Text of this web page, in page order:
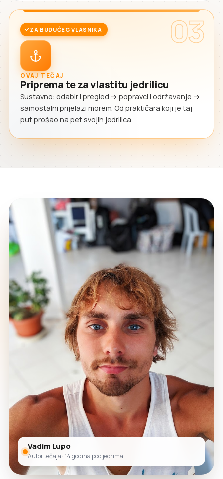
03
ZA BUDUĆEG VLASNIKA
OVAJ TEČAJ
Priprema te za vlastitu jedrilicu
Sustavno: odabir i pregled → popravci i održavanje →
samostalni prijelazi morem. Od praktičara koji je taj
put prošao na pet svojih jedrilica.
Vadim Lupo
Autor tečaja · 14 godina pod jedrima